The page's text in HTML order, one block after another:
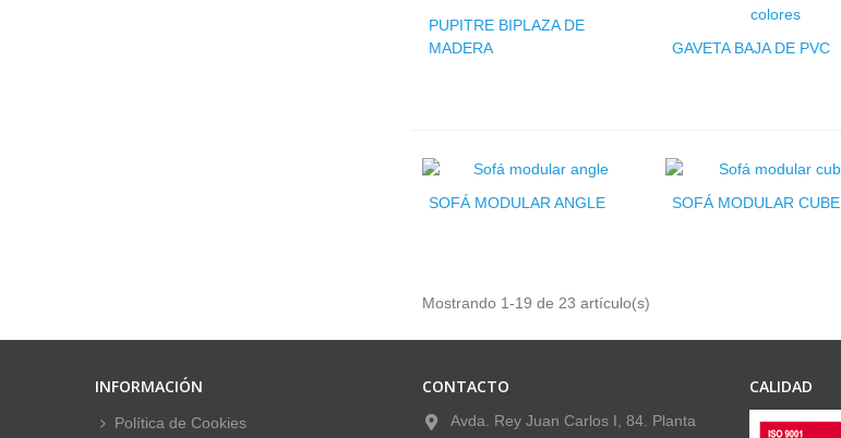
PUPITRE BIPLAZA DE
MADERA
GAVETA BAJA DE PVC
SOFÁ MODULAR ANGLE SOFÁ MODULAR CUBE
Mostrando 1-19 de 23 artículo(s)
INFORMACIÓN
Política de Cookies
CONTACTO
Avda. Rey Juan Carlos I, 84. Planta
CALIDAD